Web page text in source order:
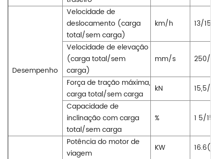
Desempenho
Velocidade de
deslocamento (carga
total/sem carga)
km/h 13/15
Velocidade de elevação
(carga total/sem
carga)
mm/s 250/
Força de tração máxima,
carga total/sem carga
kN
15,5/
Capacidade de
inclinação com carga
total/sem carga
% 1 5/15
Potência do motor de
viagem
KW